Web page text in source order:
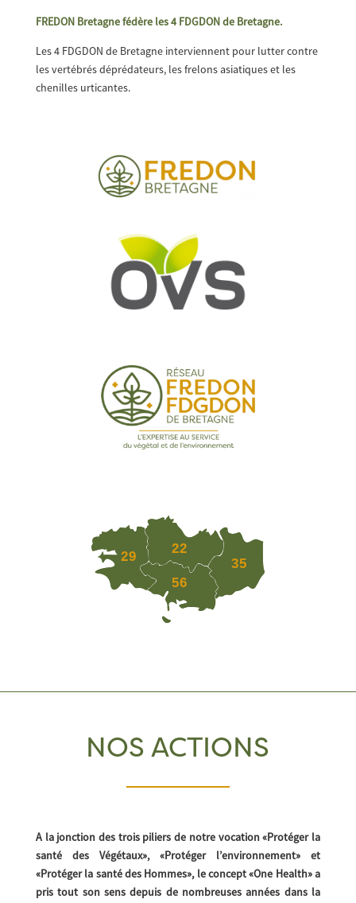
FREDON Bretagne fédère les 4 FDGDON de Bretagne.
Les 4 FDGDON de Bretagne interviennent pour lutter contre
les vertébrés déprédateurs, les frelons asiatiques et les
chenilles urticantes.
56
29
22
35
NOS ACTIONS
A la jonction des trois piliers de notre vocation «Protéger la
santé des Végétaux», «Protéger l’environnement» et
«Protéger la santé des Hommes», le concept «One Health» a
pris tout son sens depuis de nombreuses années dans la